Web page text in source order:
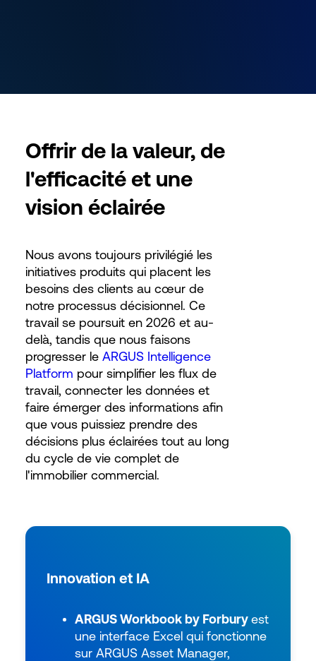
Offrir de la valeur, de
l'efficacité et une
vision éclairée
Nous avons toujours privilégié les
initiatives produits qui placent les
besoins des clients au cœur de
notre processus décisionnel. Ce
travail se poursuit en 2026 et au-
delà, tandis que nous faisons
progresser le ARGUS Intelligence
Platform pour simplifier les flux de
travail, connecter les données et
faire émerger des informations afin
que vous puissiez prendre des
décisions plus éclairées tout au long
du cycle de vie complet de
l'immobilier commercial.
Innovation et IA
ARGUS Workbook by Forburyest
une interface Excel qui fonctionne
sur ARGUS Asset Manager,